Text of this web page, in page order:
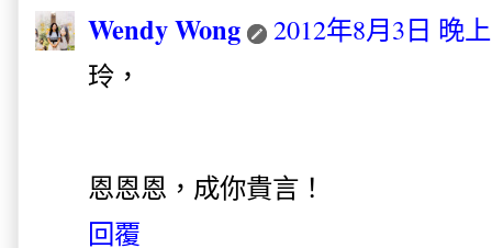
Wendy Wong
2012年8月3日 晚
玲，
恩恩恩，成你貴言！
回覆